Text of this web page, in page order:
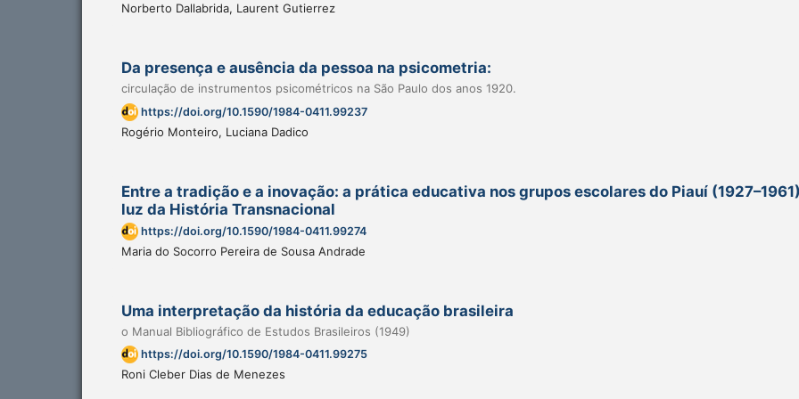
Norberto Dallabrida, Laurent Gutierrez
Da presença e ausência da pessoa na psicometria:
circulação de instrumentos psicométricos na São Paulo dos anos 1920.
https://doi.org/10.1590/1984-0411.99237
Rogério Monteiro, Luciana Dadico
Entre a tradição e a inovação: a prática educativa nos grupos escolares do Piauí
luz da História Transnacional
https://doi.org/10.1590/1984-0411.99274
Maria do Socorro Pereira de Sousa Andrade
Uma interpretação da história da educação brasileira
o Manual Bibliográfico de Estudos Brasileiros (1949)
https://doi.org/10.1590/1984-0411.99275
Roni Cleber Dias de Menezes